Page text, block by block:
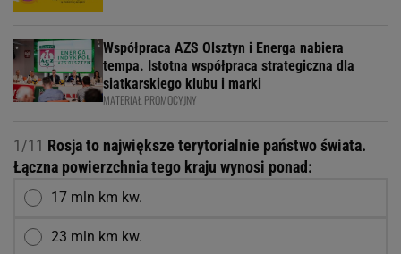
Współpraca AZS Olsztyn i Energa nabiera
tempa. Istotna współpraca strategiczna dla
siatkarskiego klubu i marki
MATERIAŁ PROMOCYJNY
1/11 Rosja to największe terytorialnie państwo świata.
Łączna powierzchnia tego kraju wynosi ponad:
17 mln km kw.
23 mln km kw.